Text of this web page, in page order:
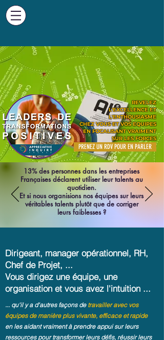
REVELEZ
L'EXCELLENCE ET
L'ENTHOUSIASME
CHEZ VOUS ET VOS EQUIPES
EN FOCALISANT VRAIMENT
SUR LES FORCES
PRENEZ UN RDV POUR EN PARLER
13% des personnes dans les entreprises
Françaises déclarent utiliser leur talents au
quotidien.
Et si nous organisions nos équipes sur leurs
véritables talents plutôt que de corriger
leurs faiblesses ?
Dirigeant, manager opérationnel, RH,
Chef de Projet, ...
Vous dirigez une équipe, une
organisation et vous avez l'intuition ...
... qu'il y a d'autres façons de travailler avec vos
équipes de manière plus vivante, efficace et rapide
en les aidant vraiment à prendre appui sur leurs
ressources pour transformer leurs défis, réussir leurs